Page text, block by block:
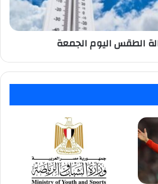
الطقس اليوم الجمعة